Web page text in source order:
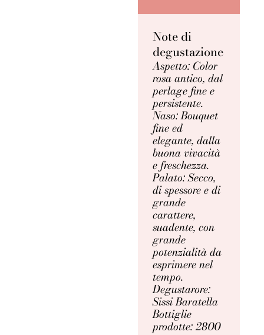
Note di
degustazione
Aspetto: Color
rosa antico, dal
perlage fine e
persistente.
Naso: Bouquet
fine ed
elegante, dalla
buona vivacità
e freschezza.
Palato: Secco,
di spessore e di
grande
carattere,
suadente, con
grande
potenzialità da
esprimere nel
tempo.
Degustarore:
Sissi Baratella
Bottiglie
prodotte: 2800